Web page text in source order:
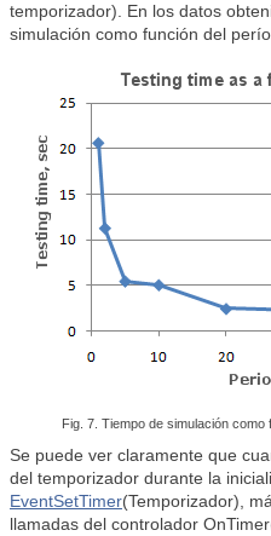
temporizador). En los datos
simulación como función del
Fig. 7. Tiempo de simulación
Se puede ver claramente que
del temporizador durante la
EventSetTimer(Temporizador),
llamadas del controlador